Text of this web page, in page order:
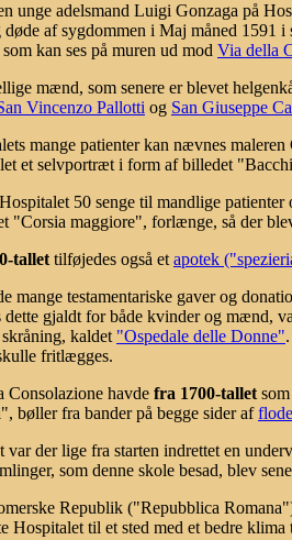
unge adelsmand Luigi Gonzaga på
døde af sygdommen i Maj måned 1591 i
som kan ses på muren ud mod Via della
mænd, som senere er blevet
Vincenzo Pallotti og San Giuseppe
mange patienter kan nævnes
et selvportræt i form af billedet
50 senge til mandlige
"Corsia maggiore", forlænge, så der
tallet tilføjedes også et apotek
mange testamentariske gaver og
dette gjaldt for både kvinder og mænd,
skråning, kaldet "Ospedale delle Donne"
fritlægges.
Consolazione havde fra 1700-tallet
bøller fra bander på begge sider af
var der lige fra starten indrettet en
som denne skole besad, blev
Republik ("Repubblica
Hospitalet til et sted med et bedre klima